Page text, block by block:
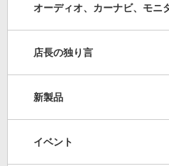
オーディオ、カーナビ、モニ
店長の独り言
新製品
イベント